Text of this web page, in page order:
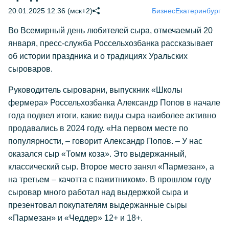
20.01.2025 12:36 (мск+2) БизнесЕкатеринбург
Во Всемирный день любителей сыра, отмечаемый 20
января, пресс-служба Россельхозбанка рассказывает
об истории праздника и о традициях Уральских
сыроваров.
Руководитель сыроварни, выпускник «Школы
фермера» Россельхозбанка Александр Попов в начале
года подвел итоги, какие виды сыра наиболее активно
продавались в 2024 году. «На первом месте по
популярности, – говорит Александр Попов. – У нас
оказался сыр «Томм коза». Это выдержанный,
классический сыр. Второе место занял «Пармезан», а
на третьем – качотта с пажитником». В прошлом году
сыровар много работал над выдержкой сыра и
презентовал покупателям выдержанные сыры
«Пармезан» и «Чеддер» 12+ и 18+.